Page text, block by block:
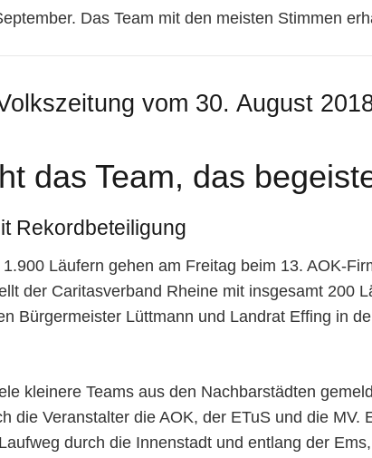
Das Team mit den meisten Stimmen
vom 30. August
das Team, das
Rekordbeteiligung
Läufern gehen am Freitag beim 13. AOK-
der Caritasverband Rheine mit insgesamt 200
Bürgermeister Lüttmann und Landrat Effing in
kleinere Teams aus den Nachbarstädten
die Veranstalter die AOK, der ETuS und die
durch die Innenstadt und entlang der